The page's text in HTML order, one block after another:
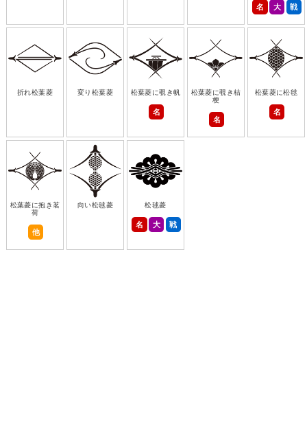
名 大 戦
折れ松葉菱 変り松葉菱 松葉菱に覗き帆
名
松葉菱に覗き桔
梗
名
松葉菱に松毬
名
松葉菱に抱き茗
荷
他
向い松毬菱 松毬菱
名 大 戦